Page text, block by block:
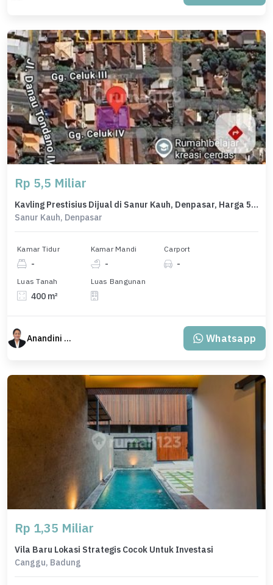
Rp 5,5 Miliar
Kavling Prestisius Dijual di Sanur Kauh, Denpasar, Harga 5,5 Miliar
Sanur Kauh, Denpasar
Kamar Tidur
-
Kamar Mandi
-
Carport
-
Luas Tanah
400 m²
Luas Bangunan
Anandini Property Whatsapp
Rp 1,35 Miliar
Vila Baru Lokasi Strategis Cocok Untuk Investasi
Canggu, Badung